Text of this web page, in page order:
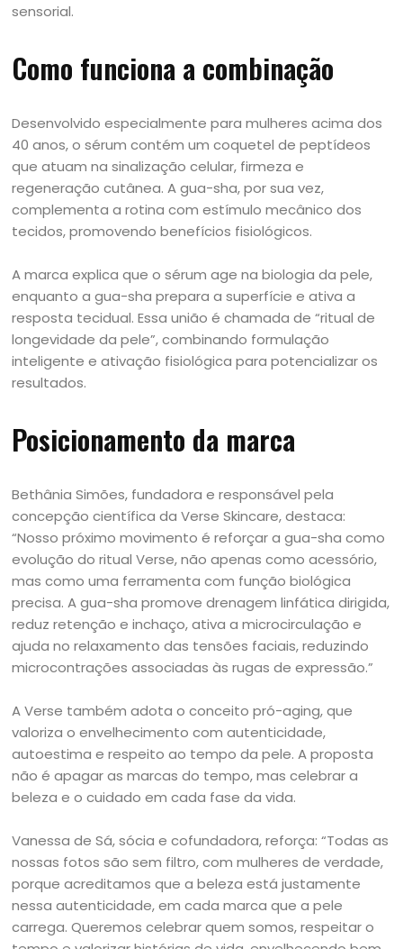
sensorial.
Como funciona a combinação
Desenvolvido especialmente para mulheres acima dos
40 anos, o sérum contém um coquetel de peptídeos
que atuam na sinalização celular, firmeza e
regeneração cutânea. A gua-sha, por sua vez,
complementa a rotina com estímulo mecânico dos
tecidos, promovendo benefícios fisiológicos.
A marca explica que o sérum age na biologia da pele,
enquanto a gua-sha prepara a superfície e ativa a
resposta tecidual. Essa união é chamada de “ritual de
longevidade da pele”, combinando formulação
inteligente e ativação fisiológica para potencializar os
resultados.
Posicionamento da marca
Bethânia Simões, fundadora e responsável pela
concepção científica da Verse Skincare, destaca:
“Nosso próximo movimento é reforçar a gua-sha como
evolução do ritual Verse, não apenas como acessório,
mas como uma ferramenta com função biológica
precisa. A gua-sha promove drenagem linfática dirigida,
reduz retenção e inchaço, ativa a microcirculação e
ajuda no relaxamento das tensões faciais, reduzindo
microcontrações associadas às rugas de expressão.”
A Verse também adota o conceito pró-aging, que
valoriza o envelhecimento com autenticidade,
autoestima e respeito ao tempo da pele. A proposta
não é apagar as marcas do tempo, mas celebrar a
beleza e o cuidado em cada fase da vida.
Vanessa de Sá, sócia e cofundadora, reforça: “Todas as
nossas fotos são sem filtro, com mulheres de verdade,
porque acreditamos que a beleza está justamente
nessa autenticidade, em cada marca que a pele
carrega. Queremos celebrar quem somos, respeitar o